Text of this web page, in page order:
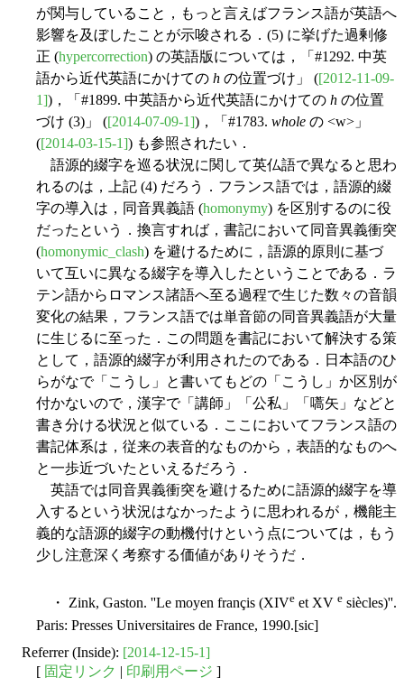
が関与していること，もっと言えばフランス語が英語へ
影響を及ぼしたことが示唆される．(5) に挙げた過剰修
正 (hypercorrection) の英語版については，「#1292. 中英
語から近代英語にかけての h の位置づけ」 ([2012-11-09-
1])，「#1899. 中英語から近代英語にかけての h の位置
づけ (3)」 ([2014-07-09-1])，「#1783. whole の <w>」
([2014-03-15-1]) も参照されたい．
語源的綴字を巡る状況に関して英仏語で異なると思わ
れるのは，上記 (4) だろう．フランス語では，語源的綴
字の導入は，同音異義語 (homonymy) を区別するのに役
だったという．換言すれば，書記において同音異義衝突
(homonymic_clash) を避けるために，語源的原則に基づ
いて互いに異なる綴字を導入したということである．ラ
テン語からロマンス諸語へ至る過程で生じた数々の音韻
変化の結果，フランス語では単音節の同音異義語が大量
に生じるに至った．この問題を書記において解決する策
として，語源的綴字が利用されたのである．日本語のひ
らがなで「こうし」と書いてもどの「こうし」か区別が
付かないので，漢字で「講師」「公私」「嚆矢」などと
書き分ける状況と似ている．ここにおいてフランス語の
書記体系は，従来の表音的なものから，表語的なものへ
と一歩近づいたといえるだろう．
英語では同音異義衝突を避けるために語源的綴字を導
入するという状況はなかったように思われるが，機能主
義的な語源的綴字の動機付けという点については，もう
少し注意深く考察する価値がありそうだ．
・ Zink, Gaston. ''Le moyen françis (XIVe et XV e siècles)''.
Paris: Presses Universitaires de France, 1990.[sic]
Referrer (Inside): [2014-12-15-1]
[ 固定リンク | 印刷用ページ ]